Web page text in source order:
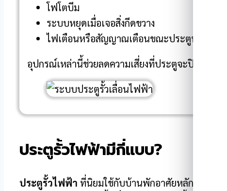
โฟโตบีม
ระบบหยุดเมื่อเจอสิ่งกีดขวาง
ไฟเตือนหรือสัญญาณเตือนขณะประตูทำงาน
อุปกรณ์เหล่านี้ช่วยลดความเสี่ยงที่ประตูจะปิดทับรถ
ประตูรั้วไฟฟ้ามีกี่แบบ?
ประตูรั้วไฟฟ้า ที่นิยมใช้กับบ้านพักอาศัยหลัก ๆ มี 2